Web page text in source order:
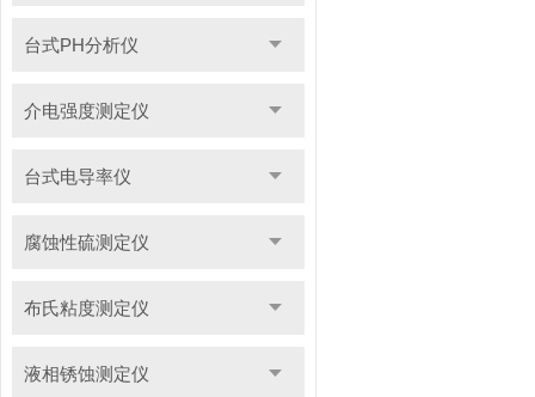
台式PH分析仪
介电强度测定仪
台式电导率仪
腐蚀性硫测定仪
布氏粘度测定仪
液相锈蚀测定仪